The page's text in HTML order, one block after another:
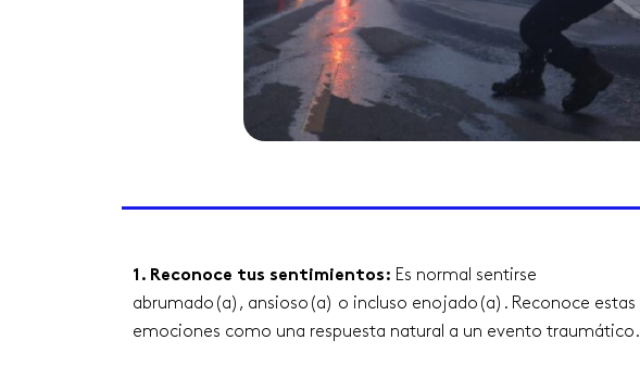
1. Reconoce tus sentimientos: Es normal sentirse
abrumado(a), ansioso(a) o incluso enojado(a). Reconoce estas
emociones como una respuesta natural a un evento traumático.